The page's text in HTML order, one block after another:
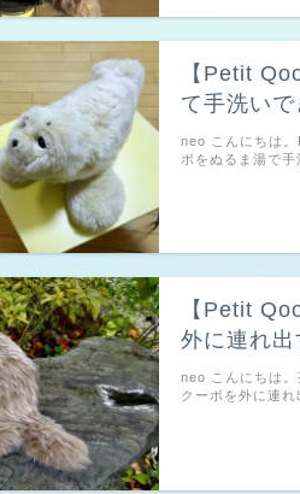
【Petit
て手洗いで
neo こんにちは
ボをぬるま湯で
【Petit
外に連れ出
neo こんにちは
クーボを外に連